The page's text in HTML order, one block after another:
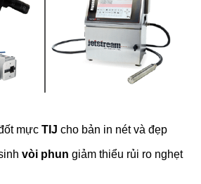
mựcTIJ cho bản in nét và đẹp
vòi phun giảm thiểu rủi ro nghẹt